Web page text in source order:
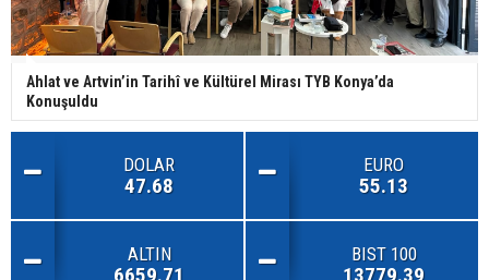
Ahlat ve Artvin’in Tarihî ve Kültürel Mirası TYB Konya’da
Konuşuldu
DOLAR
47.68
EURO
55.13
ALTIN BIST 100